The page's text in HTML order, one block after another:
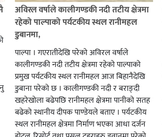
अविरल वर्षाले कालीगण्डकी नदी तटीय क्षेत्रमा
रहेको पाल्पाको पर्यटकीय स्थल रानीमहल
डुबानमा,
पाल्पा । गएरातीदेखि परेको अविरल वर्षाले
कालीगण्डकी नदी तटीय क्षेत्रमा रहेको पाल्पाको
प्रमुख पर्यटकीय स्थल रानीमहल आज बिहानैदेखि
डुबाना परेको छ । कालीगण्डकी नदी र बराङ्दी
खहरेखोला बढेपछि रानीमहल क्षेत्रमा पानीको सतह
बढेको स्थानीय दीपक पाण्डेयले बताए । पर्यटकीय
स्थल रानीमहल क्षेत्रमा निर्माण भएका आधा दर्जन